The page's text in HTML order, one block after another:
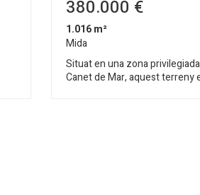
380.000 €
1.016 m²
Mida
Situat en una zona
Canet de Mar, aquest terreny